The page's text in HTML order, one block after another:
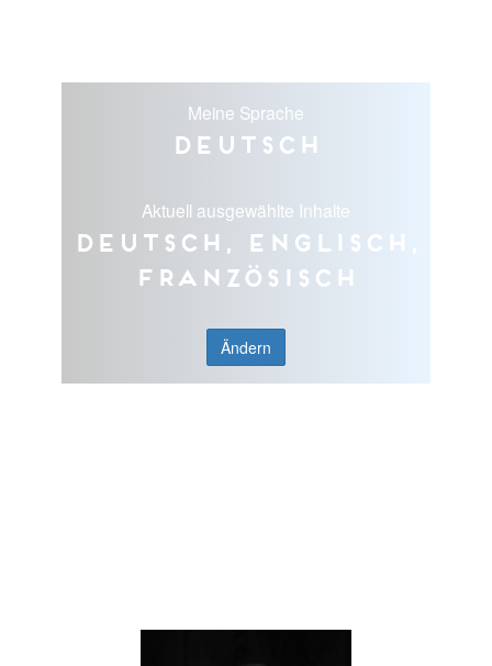
Meine Sprache
Deutsch
Aktuell ausgewählte Inhalte
Deutsch, Englisch,
Französisch
Ändern